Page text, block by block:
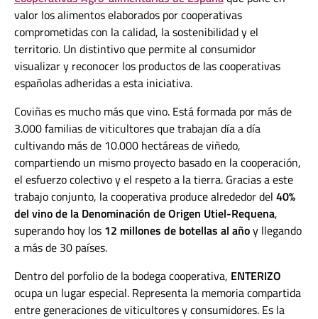
valor los alimentos elaborados por cooperativas
comprometidas con la calidad, la sostenibilidad y el
territorio. Un distintivo que permite al consumidor
visualizar y reconocer los productos de las cooperativas
españolas adheridas a esta iniciativa.
Coviñas es mucho más que vino. Está formada por más de
3.000 familias de viticultoresque trabajan día a día
cultivando más de 10.000 hectáreas de viñedo,
compartiendo un mismo proyecto basado en la cooperación,
el esfuerzo colectivo y el respeto a la tierra. Gracias a este
trabajo conjunto, la cooperativa produce alrededor del 40%
del vino de la Denominación de Origen Utiel-Requena,
superando hoy los 12 millones de botellas al añoy llegando
a más de 30 países.
Dentro del porfolio de la bodega cooperativa, ENTERIZO
ocupa un lugar especial. Representa la memoria compartida
entre generaciones de viticultores y consumidores. Es la